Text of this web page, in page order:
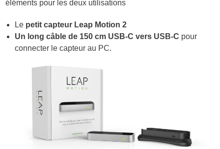
éléments pour les deux utilisations
Le petit capteur Leap Motion 2
Un long câble de 150 cm USB-C vers USB-C pour
connecter le capteur au PC.